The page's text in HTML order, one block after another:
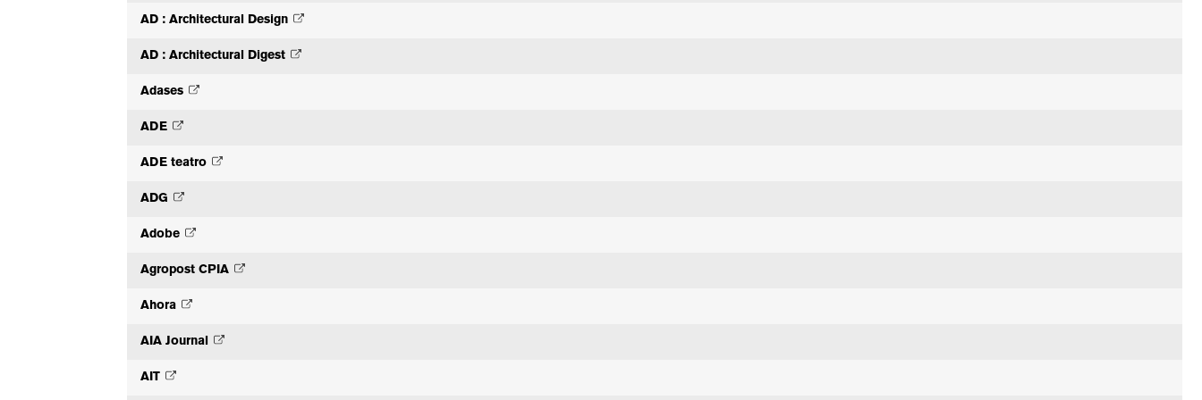
AD : Architectural Design
AD : Architectural Digest
Adases
ADE
ADE teatro
ADG
Adobe
Agropost CPIA
Ahora
AIA Journal
AIT